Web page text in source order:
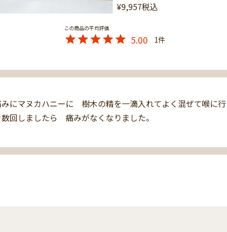
¥9,957税込
5.00 1
にマヌカハニーに　樹木の精を一滴入れてよく混ぜて喉に